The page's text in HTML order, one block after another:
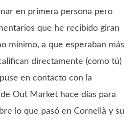
en primera persona pero
que he recibido giran
mínimo, a que esperaban más
directamente (como tú)
en contacto con la
Out Market hace días para
lo que pasó en Cornellà y su